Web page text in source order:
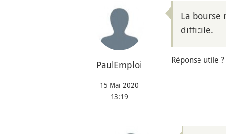
PaulEmploi
15 Mai 2020
13:19
La bourse
difficile.
Réponse utile ?